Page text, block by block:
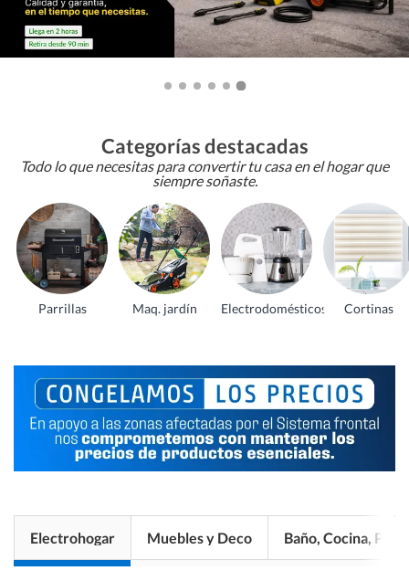
Categorías destacadas
Todo lo que necesitas para convertir tu casa en el hogar que
siempre soñaste.
Parrillas Maq. jardín Electrodomésticos Cortinas
Electrohogar Muebles y Deco Baño, Cocina, Pisos